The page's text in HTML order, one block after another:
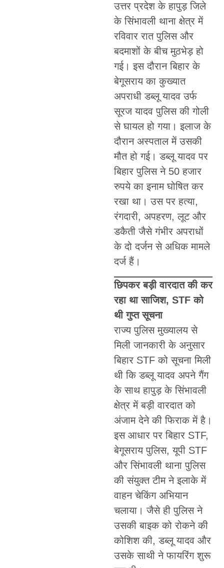
उत्तर प्रदेश के हापुड़ जिले
के सिंभावली थाना क्षेत्र में
रविवार रात पुलिस और
बदमाशों के बीच मुठभेड़ हो
गई। इस दौरान बिहार के
बेगूसराय का कुख्यात
अपराधी डब्लू यादव उर्फ
सूरज यादव पुलिस की गोली
से घायल हो गया। इलाज के
दौरान अस्पताल में उसकी
मौत हो गई। डब्लू यादव पर
बिहार पुलिस ने 50 हजार
रुपये का इनाम घोषित कर
रखा था। उस पर हत्या,
रंगदारी, अपहरण, लूट और
डकैती जैसे गंभीर अपराधों
के दो दर्जन से अधिक मामले
दर्ज हैं।
छिपकर बड़ी वारदात की कर
रहा था साजिश, STF को
थी गुप्त सूचना
राज्य पुलिस मुख्यालय से
मिली जानकारी के अनुसार
बिहार STF को सूचना मिली
थी कि डब्लू यादव अपने गैंग
के साथ हापुड़ के सिंभावली
क्षेत्र में बड़ी वारदात को
अंजाम देने की फिराक में है।
इस आधार पर बिहार STF,
बेगूसराय पुलिस, यूपी STF
और सिंभावली थाना पुलिस
की संयुक्त टीम ने इलाके में
वाहन चेकिंग अभियान
चलाया। जैसे ही पुलिस ने
उसकी बाइक को रोकने की
कोशिश की, डब्लू यादव और
उसके साथी ने फायरिंग शुरू